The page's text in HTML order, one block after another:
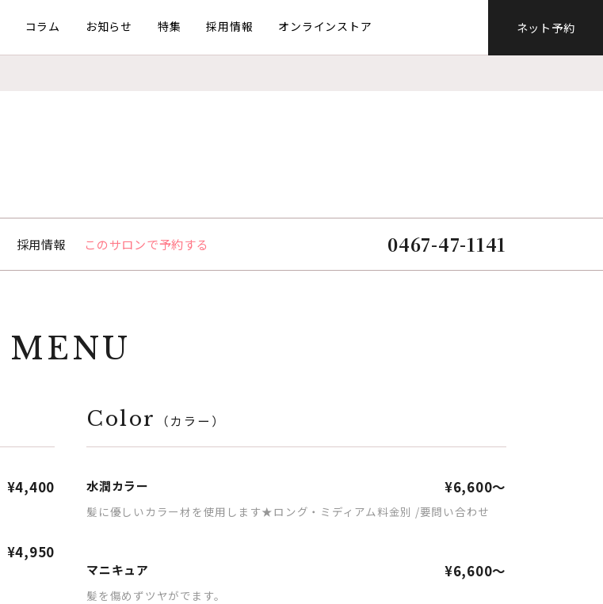
コラム お知らせ 特集 採用情報 オンラインストア ネット予約
採用情報 このサロンで予約する 0467-47-1141
MENU
¥4,400
¥4,950
Color （カラー）
水潤カラー ¥6,600～
髪に優しいカラー材を使用します★ロング・ミディアム料金別 /要問い合わせ
マニキュア ¥6,600～
髪を傷めずツヤがでます。